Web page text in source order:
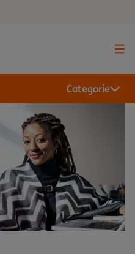
Categorie